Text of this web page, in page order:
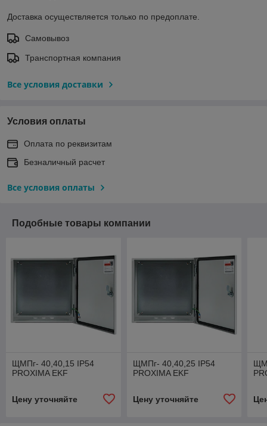
Доставка осуществляется только по предоплате.
Самовывоз
Транспортная компания
Все условия доставки
Условия оплаты
Оплата по реквизитам
Безналичный расчет
Все условия оплаты
Подобные товары компании
ЩМПг- 40,40,15 IP54
PROXIMA EKF
Цену уточняйте
ЩМПг- 40,40,25 IP54
PROXIMA EKF
Цену уточняйте